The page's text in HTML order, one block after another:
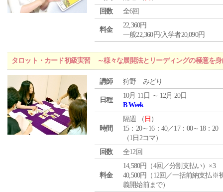
回数
全6回
料金
22,360円
一般22,360円/入学者20,090円
タロット・カード初級実習 ～様々な展開法とリーディングの極意を身
講師 狩野 みどり
日程
10月 11日 ～ 12月 20日
B Week
時間
隔週 （ 日 ）
15：20～16：40／17：00～18：20
（1日2コマ）
回数
全12回
料金
14,580円（4回／分割支払い）×3
40,500円（12回／一括前納支払※
義開始前まで）